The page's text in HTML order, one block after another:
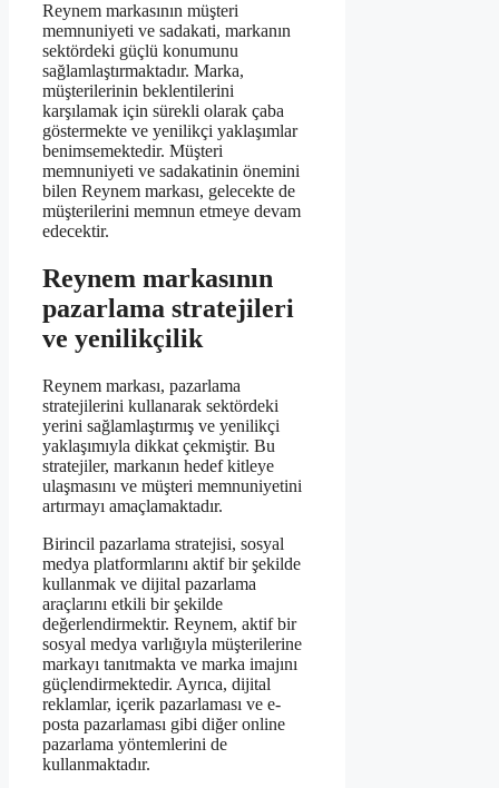
Reynem markasının müşteri
memnuniyeti ve sadakati, markanın
sektördeki güçlü konumunu
sağlamlaştırmaktadır. Marka,
müşterilerinin beklentilerini
karşılamak için sürekli olarak çaba
göstermekte ve yenilikçi yaklaşımlar
benimsemektedir. Müşteri
memnuniyeti ve sadakatinin önemini
bilen Reynem markası, gelecekte de
müşterilerini memnun etmeye devam
edecektir.
Reynem markasının
pazarlama stratejileri
ve yenilikçilik
Reynem markası, pazarlama
stratejilerini kullanarak sektördeki
yerini sağlamlaştırmış ve yenilikçi
yaklaşımıyla dikkat çekmiştir. Bu
stratejiler, markanın hedef kitleye
ulaşmasını ve müşteri memnuniyetini
artırmayı amaçlamaktadır.
Birincil pazarlama stratejisi, sosyal
medya platformlarını aktif bir şekilde
kullanmak ve dijital pazarlama
araçlarını etkili bir şekilde
değerlendirmektir. Reynem, aktif bir
sosyal medya varlığıyla müşterilerine
markayı tanıtmakta ve marka imajını
güçlendirmektedir. Ayrıca, dijital
reklamlar, içerik pazarlaması ve e-
posta pazarlaması gibi diğer online
pazarlama yöntemlerini de
kullanmaktadır.